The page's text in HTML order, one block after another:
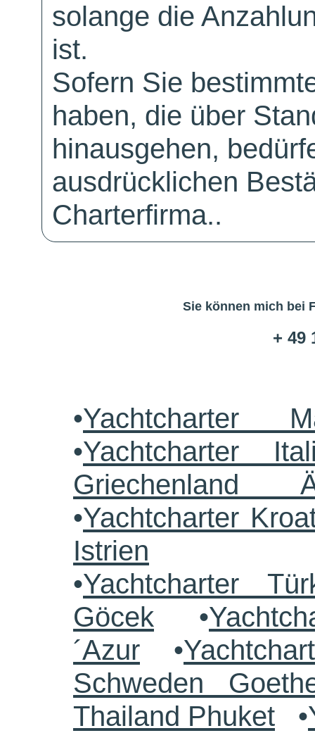
solange die
ist.
Sofern Sie
haben, die über
hinausgehen,
ausdrücklichen
Charterfirma..
Sie können mich bei
+ 49
•Yachtcharter
•Yachtcharter
Griechenland
•Yachtcharter
Istrien
•Yachtcharter
Göcek •
´Azur •
Schweden
Thailand Phuket •